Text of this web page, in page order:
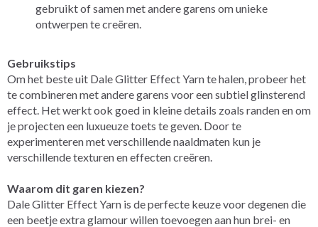
gebruikt of samen met andere garens om unieke
ontwerpen te creëren.
Gebruikstips
Om het beste uit Dale Glitter Effect Yarn te halen, probeer het
te combineren met andere garens voor een subtiel glinsterend
effect. Het werkt ook goed in kleine details zoals randen en om
je projecten een luxueuze toets te geven. Door te
experimenteren met verschillende naaldmaten kun je
verschillende texturen en effecten creëren.
Waarom dit garen kiezen?
Dale Glitter Effect Yarn is de perfecte keuze voor degenen die
een beetje extra glamour willen toevoegen aan hun brei- en